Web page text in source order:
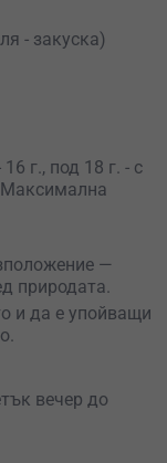
материали;
до
ли са
и умения за
Ще се научиш
, както и да
, които
умения,
среда
и си
се, учи
борбеност и
- закуска)
г., под 18 г. - с
Максимална
—
природата.
и да е упойващи
вечер до